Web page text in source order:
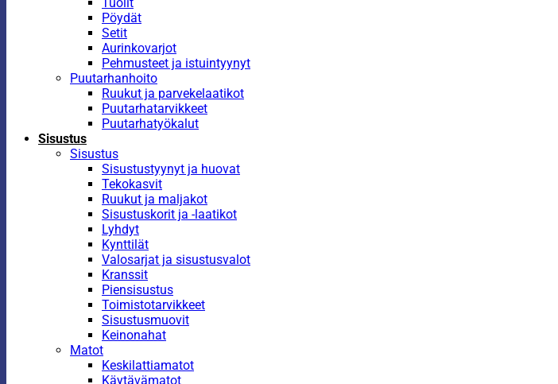
Pöydät
Setit
Aurinkovarjot
Pehmusteet ja istuintyynyt
Puutarhanhoito
Ruukut ja parvekelaatikot
Puutarhatarvikkeet
Puutarhatyökalut
Sisustus
Sisustus
Sisustustyynyt ja huovat
Tekokasvit
Ruukut ja maljakot
Sisustuskorit ja -laatikot
Lyhdyt
Kynttilät
Valosarjat ja sisustusvalot
Kranssit
Piensisustus
Toimistotarvikkeet
Sisustusmuovit
Keinonahat
Matot
Keskilattiamatot
Käytävämatot